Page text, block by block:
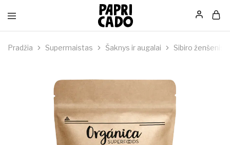
Papricado
Pradžia Supermaistas Šaknys ir augalai Sibiro ženšenis,